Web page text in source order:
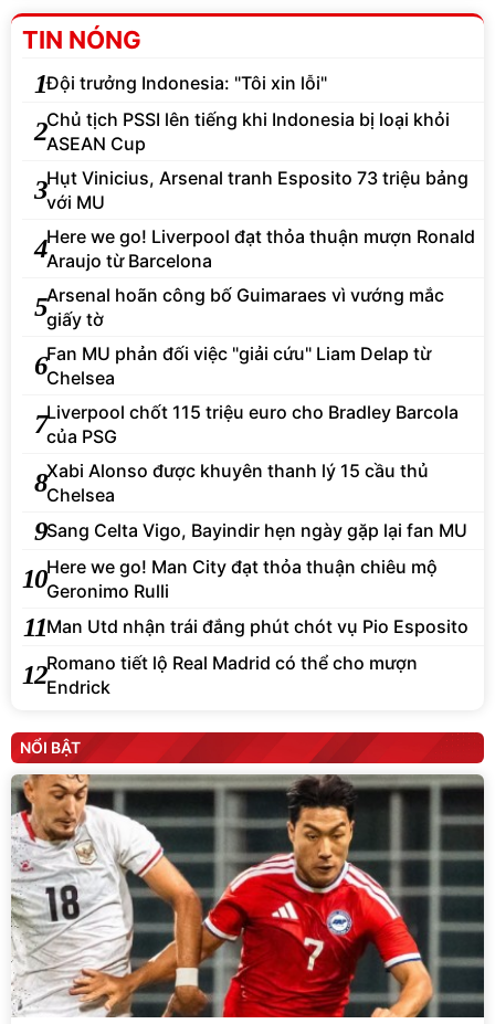
TIN NÓNG
1Đội trưởng Indonesia: "Tôi xin lỗi"
2Chủ tịch PSSI lên tiếng khi Indonesia bị loại khỏi
ASEAN Cup
3Hụt Vinicius, Arsenal tranh Esposito 73 triệu bảng
với MU
4Here we go! Liverpool đạt thỏa thuận mượn Ronald
Araujo từ Barcelona
5Arsenal hoãn công bố Guimaraes vì vướng mắc
giấy tờ
6Fan MU phản đối việc "giải cứu" Liam Delap từ
Chelsea
7Liverpool chốt 115 triệu euro cho Bradley Barcola
của PSG
8Xabi Alonso được khuyên thanh lý 15 cầu thủ
Chelsea
9Sang Celta Vigo, Bayindir hẹn ngày gặp lại fan MU
10Here we go! Man City đạt thỏa thuận chiêu mộ
Geronimo Rulli
11Man Utd nhận trái đắng phút chót vụ Pio Esposito
12Romano tiết lộ Real Madrid có thể cho mượn
Endrick
NỔI BẬT